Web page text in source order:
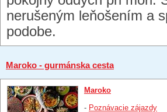
nerušeným leňošením a
podobe.
Maroko - gurmánska cesta
Maroko
- Poznávacie zájazdy